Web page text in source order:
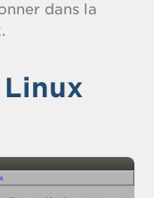
dans la